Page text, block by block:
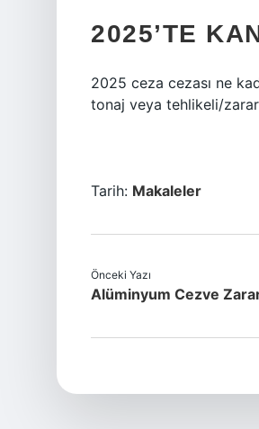
2025’TE
2025 ceza cezası ne
tonaj veya tehlikeli/
Tarih: Makaleler
Önceki Yazı
Alüminyum Cezve